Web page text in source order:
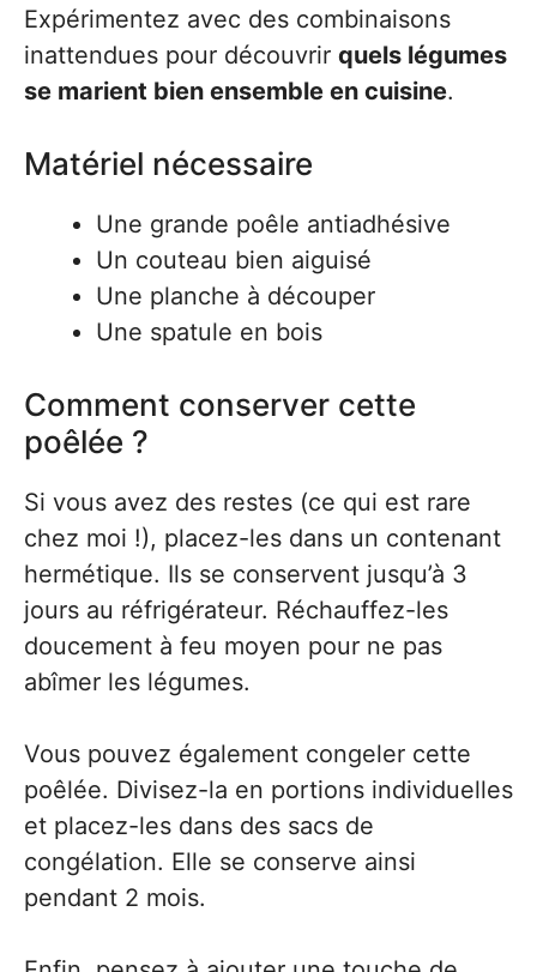
Expérimentez avec des combinaisons
inattendues pour découvrir quels légumes
se marient bien ensemble en cuisine.
Matériel nécessaire
Une grande poêle antiadhésive
Un couteau bien aiguisé
Une planche à découper
Une spatule en bois
Comment conserver cette
poêlée ?
Si vous avez des restes (ce qui est rare
chez moi !), placez-les dans un contenant
hermétique. Ils se conservent jusqu’à 3
jours au réfrigérateur. Réchauffez-les
doucement à feu moyen pour ne pas
abîmer les légumes.
Vous pouvez également congeler cette
poêlée. Divisez-la en portions individuelles
et placez-les dans des sacs de
congélation. Elle se conserve ainsi
pendant 2 mois.